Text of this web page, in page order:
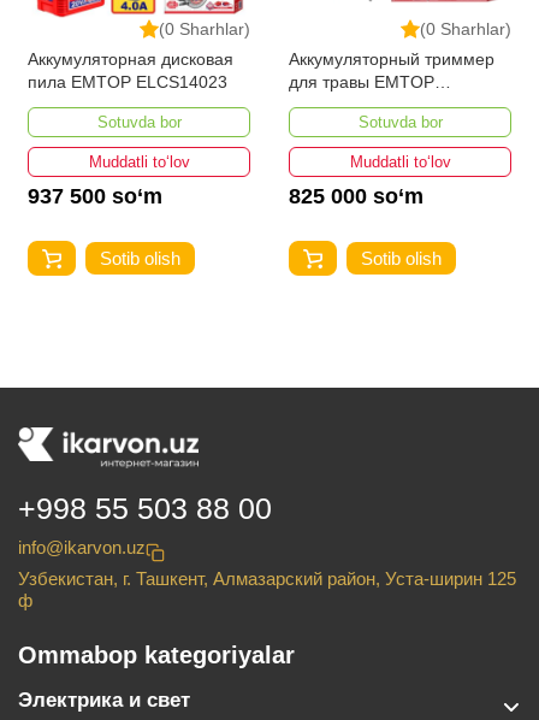
(0 Sharhlar)
Аккумуляторная дисковая
пила EMTOP ELCS14023
Sotuvda bor
Muddatli to‘lov
937 500 so‘m
Sotib olish
(0 Sharhlar)
Аккумуляторный триммер
для травы EMTOP
ELGT203285
Sotuvda bor
Muddatli to‘lov
825 000 so‘m
Sotib olish
+998 55 503 88 00
info@ikarvon.uz
Узбекистан, г. Ташкент, Алмазарский район, Уста-ширин 125
ф
Ommabop kategoriyalar
Электрика и свет